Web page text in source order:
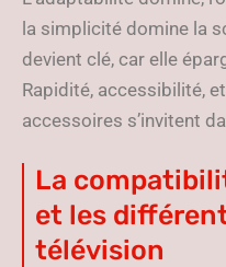
la simplicité domine la
devient clé, car elle
Rapidité, accessibilité,
accessoires s’invitent
La
et les
télévision